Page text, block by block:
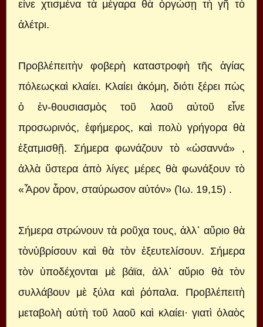
εἶνε χτισμένα τὰ μέγαρα θὰ ὀργώσῃ τὴ γῆ τὸ
ἀλέτρι.
Προβλέπειτὴν φοβερὴ καταστροφὴ τῆς ἁγίας
πόλεωςκαὶ κλαίει. Κλαίει ἀκόμη, διότι ξέρει πὼς
ὁ ἐν-θουσιασμὸς τοῦ λαοῦ αὐτοῦ εἶνε
προσωρινός, ἐφήμερος, καὶ πολὺ γρήγορα θὰ
ἐξατμισθῇ. Σήμερα φωνάζουν τὸ «ὡσαννά» ,
ἀλλὰ ὕστερα ἀπὸ λίγες μέρες θὰ φωνάξουν τὸ
«Ἆρον ἆρον, σταύρωσον αὐτόν» (Ἰω. 19,15) .
Σήμερα στρώνουν τὰ ροῦχα τους, ἀλλ᾿ αὔριο θὰ
τὸνὑβρίσουν καὶ θὰ τὸν ἐξευτελίσουν. Σήμερα
τὸν ὑποδέχονται μὲ βάϊα, ἀλλ᾿ αὔριο θὰ τὸν
συλλάβουν μὲ ξύλα καὶ ῥόπαλα. Προβλέπειτὴ
μεταβολὴ αὐτὴ τοῦ λαοῦ καὶ κλαίει· γιατὶ ὁλαὸς